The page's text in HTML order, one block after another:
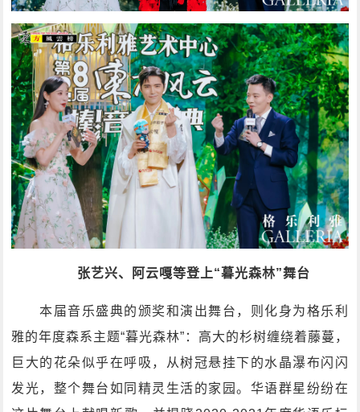
张艺兴、阿云嘎等登上“暮光森林”舞台
本届音乐盛典的颁奖和演出舞台，则化身为格乐利
雅的年度森系主题“暮光森林”：高大的杉树缠绕着藤蔓，
巨大的花朵似乎在呼吸，从树冠悬挂下的水晶瀑布闪闪
发光，整个舞台如同精灵生活的家园。华语群星纷纷在